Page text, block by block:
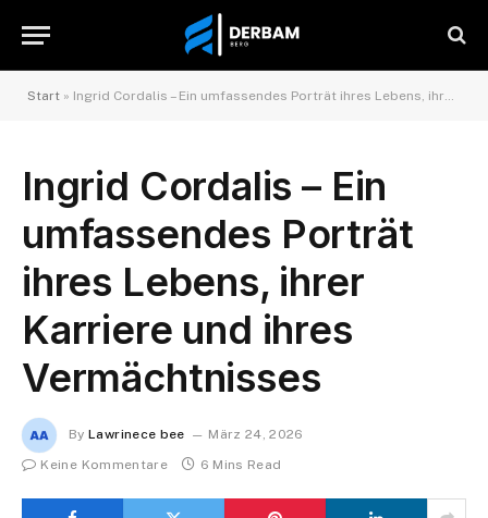
Start » Ingrid Cordalis – Ein umfassendes Porträt ihres Lebens, ihrer Karriere und ihres Vermächtnisses
Ingrid Cordalis – Ein
umfassendes Porträt
ihres Lebens, ihrer
Karriere und ihres
Vermächtnisses
By Lawrinece bee
März 24, 2026
Keine Kommentare
6 Mins Read